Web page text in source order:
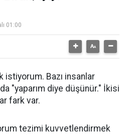
01:00
istiyorum. Bazı insanlar
"yaparım diye düşünür." İkisi
fark var.
tezimi kuvvetlendirmek